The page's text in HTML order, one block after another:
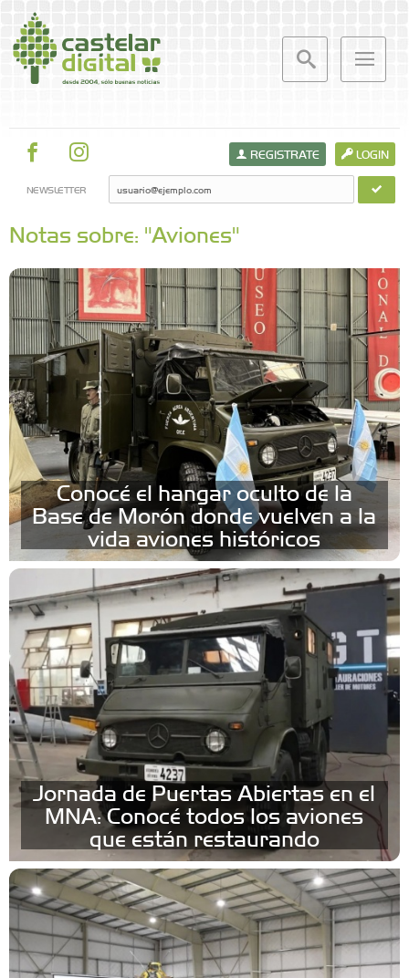
LOGIN
REGISTRATE
NEWSLETTER
Notas sobre: "Aviones"
Conocé el hangar oculto de la
Base de Morón donde vuelven a la
vida aviones históricos
Jornada de Puertas Abiertas en el
MNA: Conocé todos los aviones
que están restaurando